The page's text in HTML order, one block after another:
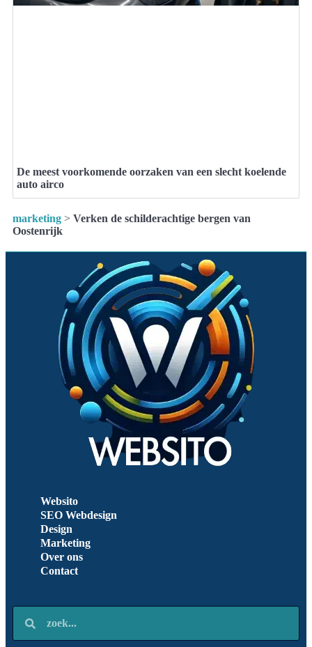
De meest voorkomende oorzaken van een slecht koelende
auto airco
marketing > Verken de schilderachtige bergen van
Oostenrijk
Websito
SEO Webdesign
Design
Marketing
Over ons
Contact